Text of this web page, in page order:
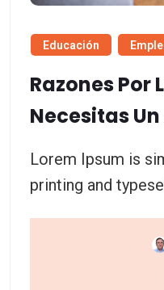
Educación
Razones Por
Necesitas
Lorem Ipsum is
printing and